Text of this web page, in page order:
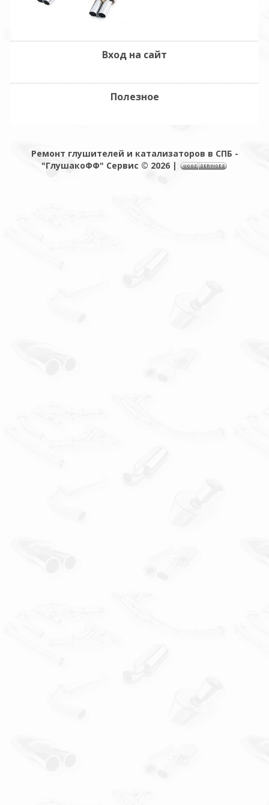
Вход на сайт
Полезное
Ремонт глушителей и катализаторов в СПБ -
"ГлушакоФФ" Сервис © 2026 |